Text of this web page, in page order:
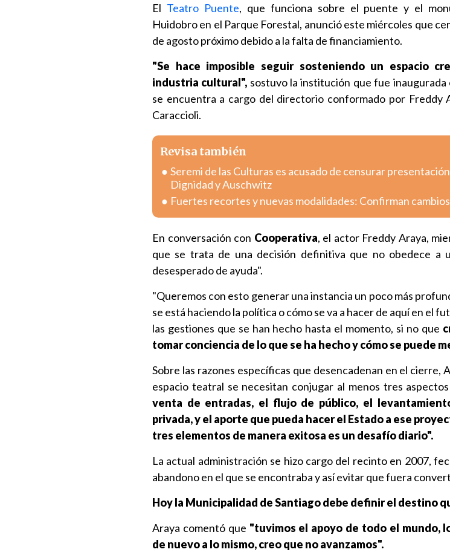
El Teatro Puente, que funciona sobre el puente y el
Huidobro en el Parque Forestal, anunció este miércoles que
de agosto próximo debido a la falta de financiamiento.
"Se hace imposible seguir sosteniendo un espacio
industria cultural", sostuvo la institución que fue inaugurada
se encuentra a cargo del directorio conformado por Freddy
Caraccioli.
Revisa también
Seremi de las Culturas es acusado de censurar
Dignidad y Auschwitz
Fuertes recortes y nuevas modalidades: Confirman
En conversación con Cooperativa, el actor Freddy Araya,
que se trata de una decisión definitiva que no obedece a
desesperado de ayuda".
"Queremos con esto generar una instancia un poco más
se está haciendo la política o cómo se va a hacer de aquí en el
las gestiones que se han hecho hasta el momento, si no que
tomar conciencia de lo que se ha hecho y cómo se puede
Sobre las razones específicas que desencadenan en el cierre,
espacio teatral se necesitan conjugar al menos tres aspectos
venta de entradas, el flujo de público, el
privada, y el aporte que pueda hacer el Estado a ese
tres elementos de manera exitosa es un desafío diario".
La actual administración se hizo cargo del recinto en 2007,
abandono en el que se encontraba y así evitar que fuera
Hoy la Municipalidad de Santiago debe definir el destino
Araya comentó que "tuvimos el apoyo de todo el mundo,
de nuevo a lo mismo, creo que no avanzamos".